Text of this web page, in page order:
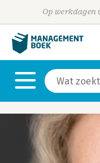
Op werkdagen